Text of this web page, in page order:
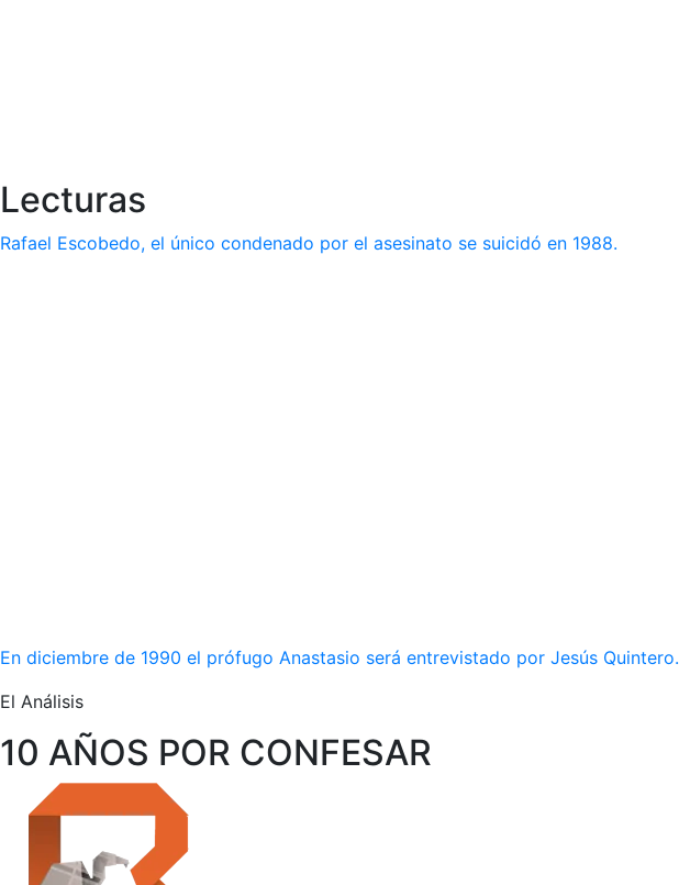
Lecturas
Rafael Escobedo, el único condenado por el asesinato se suicidó en 1988.
En diciembre de 1990 el prófugo Anastasio será entrevistado por Jesús Quintero.
El Análisis
10 AÑOS POR CONFESAR